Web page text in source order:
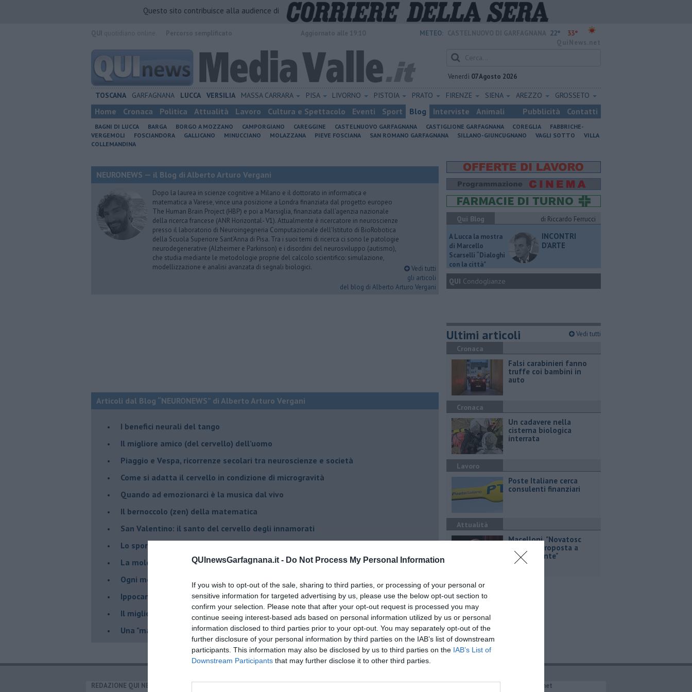
QUInewsGarfagnana.it - Do Not Process My Personal Information
If you wish to opt-out of the sale, sharing to third parties, or processing of your personal or
sensitive information for targeted advertising by us, please use the below opt-out section to
confirm your selection. Please note that after your opt-out request is processed you may
continue seeing interest-based ads based on personal information utilized by us or personal
information disclosed to third parties prior to your opt-out. You may separately opt-out of the
further disclosure of your personal information by third parties on the IAB’s list of downstream
participants. This information may also be disclosed by us to third parties on the IAB’s List of
Downstream Participants that may further disclose it to other third parties.
Questo sito contribuisce alla audience di
METEO: 22° 33°
Venerdì 07 Agosto 2026
TOSCANA GARFAGNANA LUCCA VERSILIA MASSA CARRARA PISA LIVORNO PISTOIA PRATO FIRENZE SIENA AREZZO GROSSETO
Home Cronaca Politica Attualità Lavoro Cultura e Spettacolo Eventi Sport Blog Interviste Animali Pubblicità Contatti
BAGNI DI LUCCA BARGA BORGO A MOZZANO CAMPORGIANO CAREGGINE CASTELNUOVO GARFAGNANA CASTIGLIONE GARFAGNANA COREGLIA
FABBRICHE-
VERGEMOLI
FOSCIANDORA GALLICANO MINUCCIANO MOLAZZANA PIEVE FOSCIANA SAN ROMANO GARFAGNANA SILLANO-GIUNCUGNANO VAGLI SOTTO
VILLA
COLLEMANDINA
NEURONEWS — il Blog di Alberto Arturo Vergani
Dopo la laurea in scienze cognitive a Milano e il dottorato in informatica e
matematica a Varese, vince una posizione a Londra finanziata dal progetto europeo
The Human Brain Project (HBP) e poi a Marsiglia, finanziata dall’agenzia nazionale
della ricerca francese (ANR Horizontal- V1). Attualmente è ricercatore in neuroscienze
presso il laboratorio di Neuroingegneria Computazionale dell'Istituto di BioRobotica
della Scuola Superiore Sant’Anna di Pisa. Tra i suoi temi di ricerca ci sono le patologie
neurodegenerative (Alzheimer e Parkinson) e i disordini del neurosviluppo (autismo),
che studia mediante le metodologie proprie del calcolo scientifico: simulazione,
modellizzazione e analisi avanzata di segnali biologici.
Vedi tutti
gli articoli
del blog di Alberto Arturo Vergani
Articoli dal Blog “NEURONEWS” di Alberto Arturo Vergani
​I benefici neurali del tango
​Il migliore amico (del cervello) dell’uomo
Piaggio e Vespa, ricorrenze secolari tra neuroscienze e società
​Come si adatta il cervello in condizione di microgravità
​Quando ad emozionarci è la musica dal vivo
Il bernoccolo (zen) della matematica
San Valentino: il santo del cervello degli innamorati
​Lo sport giovanile trasforma il cervello
​La molecola che sollevò il mondo
Ogni movimento conta
Ippocampi alla Escher
Il miglior grafico neuroscientifico del 2022
​Una "mandorla" speciale per le feste
Qui Blog
di Riccardo Ferrucci
A Lucca la mostra
di Marcello
Scarselli “Dialoghi
con la città"
INCONTRI
D'ARTE
QUI Condoglianze
Ultimi articoli Vedi tutti
Cronaca
Falsi carabinieri fanno
truffe coi bambini in
auto
Cronaca
Un cadavere nella
cisterna biologica
interrata
Lavoro
Poste Italiane cerca
consulenti finanziari
Attualità
Macelloni, "Novatosc
farà una proposta a
RetiAmbiente"
REDAZIONE QUI NEWS
IL NETWORK QuiNews.net